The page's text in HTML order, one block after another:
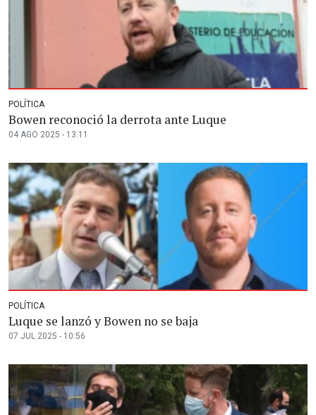
POLÍTICA
Bowen reconoció la derrota ante Luque
04 AGO 2025 - 13:11
POLÍTICA
Luque se lanzó y Bowen no se baja
07 JUL 2025 - 10:56